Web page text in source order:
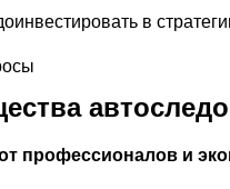
в
профессионалов и